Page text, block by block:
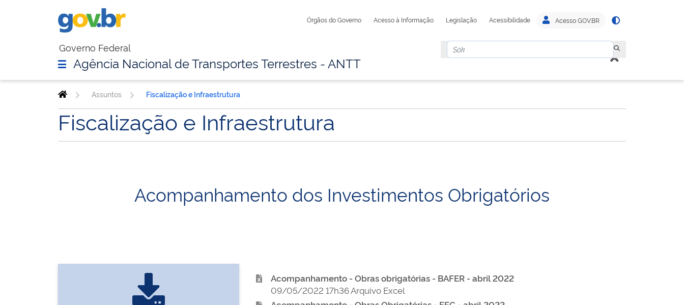
Órgãos do Governo Acesso à Informação Legislação Acessibilidade Acesso GOV.BR
Governo Federal
Agência Nacional de Transportes Terrestres - ANTT
Assuntos Fiscalização e Infraestrutura
Fiscalização e Infraestrutura
Acompanhamento dos Investimentos Obrigatórios
Acompanhamento - Obras obrigatórias - BAFER - abril 2022
09/05/2022 17h36 Arquivo Excel